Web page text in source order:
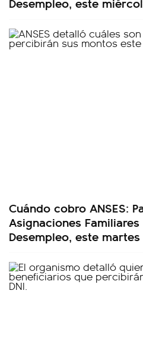
Cuándo cobro ANSES:
Asignaciones Familiares
Desempleo, este